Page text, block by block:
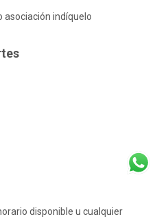
asociación indíquelo
disponible u cualquier